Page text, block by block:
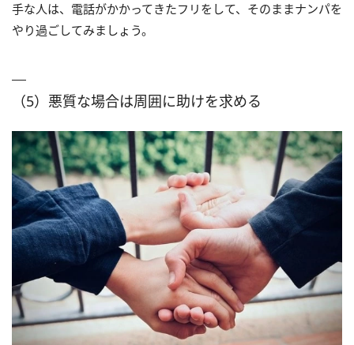
手な人は、電話がかかってきたフリをして、そのままナンパを
やり過ごしてみましょう。
（5）悪質な場合は周囲に助けを求める